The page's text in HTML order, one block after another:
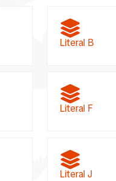
Literal B
Literal F
Literal J